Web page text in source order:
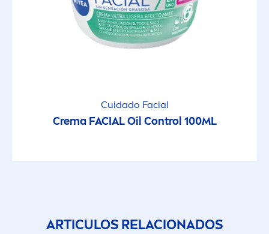
Cuidado Facial
Crema FACIAL Oil Control 100ML
ARTICULOS RELACIONADOS